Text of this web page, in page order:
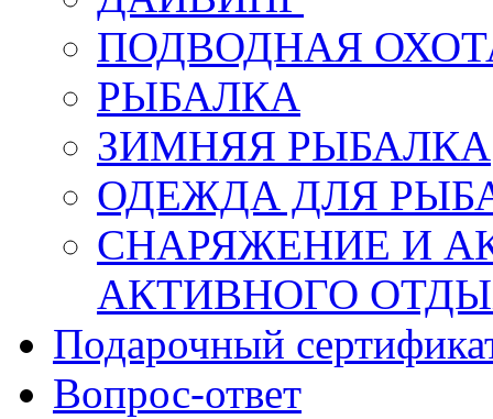
ПОДВОДНАЯ
РЫБАЛКА
ЗИМНЯЯ РЫБАЛКА
ОДЕЖДА ДЛЯ
СНАРЯЖЕНИЕ И
АКТИВНОГО
Подарочный
Вопрос-ответ